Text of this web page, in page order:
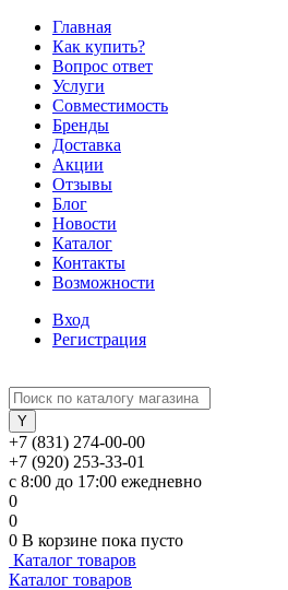
Главная
Как купить?
Вопрос ответ
Услуги
Совместимость
Бренды
Доставка
Акции
Отзывы
Блог
Новости
Каталог
Контакты
Возможности
Вход
Регистрация
+7 (831) 274-00-00
+7 (920) 253-33-01
с 8:00 до 17:00 ежедневно
0
0
0 В корзине пока пусто
Каталог товаров
Каталог товаров